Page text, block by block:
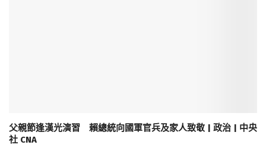
父親節逢漢光演習 賴總統向國軍官兵及家人致敬 | 政治 | 中央
社 CNA